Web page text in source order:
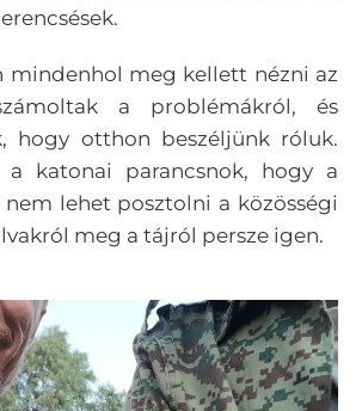
mindenhol meg kellett nézni az
a problémákról, és
hogy otthon beszéljünk róluk.
a katonai parancsnok, hogy a
nem lehet posztolni a közösségi
meg a tájról persze igen.